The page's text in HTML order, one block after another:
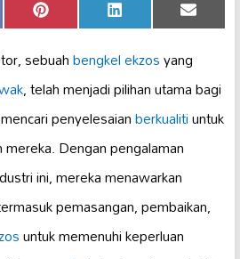
Share
on
Pinterest Share
on
LinkedIn Share
on
Email
sebuahbengkel ekzosyang
, telah menjadi pilihan utama bagi
penyelesaianberkualitiuntuk
mereka. Dengan pengalaman
ini, mereka menawarkan
pemasangan, pembaikan,
untuk memenuhi keperluan